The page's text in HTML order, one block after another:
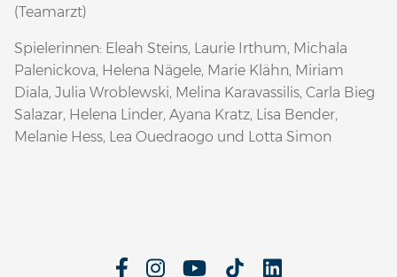
(Teamarzt)
Spielerinnen: Eleah Steins, Laurie Irthum, Michala
Palenickova, Helena Nägele, Marie Klähn, Miriam
Diala, Julia Wroblewski, Melina Karavassilis, Carla Bieg
Salazar, Helena Linder, Ayana Kratz, Lisa Bender,
Melanie Hess, Lea Ouedraogo und Lotta Simon